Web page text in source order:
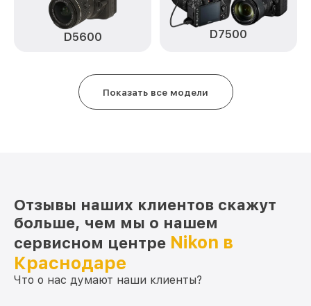
Замена аккумулятора D5300 Nikon от 500₽
D5600 D7500
Показать все модели
Отзывы наших клиентов скажут
больше, чем мы о нашем
сервисном центре Nikon в
Краснодаре
Что о нас думают наши клиенты?